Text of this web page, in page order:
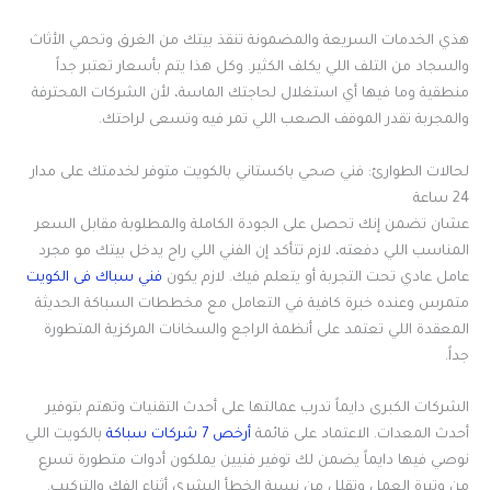
هذي الخدمات السريعة والمضمونة تنقذ بيتك من الغرق وتحمي الأثاث
والسجاد من التلف اللي يكلف الكثير. وكل هذا يتم بأسعار تعتبر جداً
منطقية وما فيها أي استغلال لحاجتك الماسة، لأن الشركات المحترفة
والمجربة تقدر الموقف الصعب اللي تمر فيه وتسعى لراحتك.
لحالات الطوارئ: فني صحي باكستاني بالكويت متوفر لخدمتك على مدار
24 ساعة
عشان تضمن إنك تحصل على الجودة الكاملة والمطلوبة مقابل السعر
المناسب اللي دفعته، لازم تتأكد إن الفني اللي راح يدخل بيتك مو مجرد
عامل عادي تحت التجربة أو يتعلم فيك. لازم يكون فني سباك فى الكويت
متمرس وعنده خبرة كافية في التعامل مع مخططات السباكة الحديثة
المعقدة اللي تعتمد على أنظمة الراجع والسخانات المركزية المتطورة
جداً.
الشركات الكبرى دايماً تدرب عمالتها على أحدث التقنيات وتهتم بتوفير
أحدث المعدات. الاعتماد على قائمة أرخص 7 شركات سباكة
بالكويت اللي
نوصي فيها دايماً يضمن لك توفير فنيين يملكون أدوات متطورة تسرع